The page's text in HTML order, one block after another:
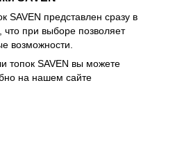
SAVEN представлен сразу в
при выборе позволяет
возможности.
топок SAVEN вы можете
на нашем сайте